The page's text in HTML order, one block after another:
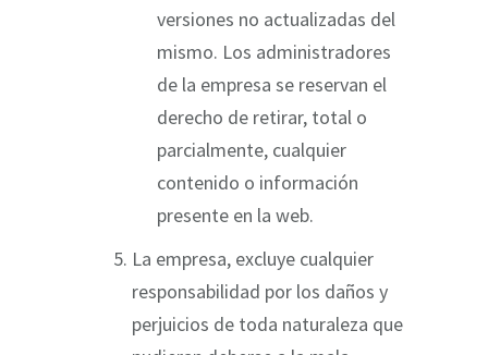
versiones no actualizadas del
mismo. Los administradores
de la empresa se reservan el
derecho de retirar, total o
parcialmente, cualquier
contenido o información
presente en la web.
La empresa, excluye cualquier
responsabilidad por los daños y
perjuicios de toda naturaleza que